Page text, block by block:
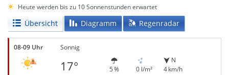
Heute werden bis zu 10 Sonnenstunden erwartet
Übersicht Diagramm Regenradar
08-09 Uhr Sonnig
17° 5 % 0 l/m²
N
4 km/h